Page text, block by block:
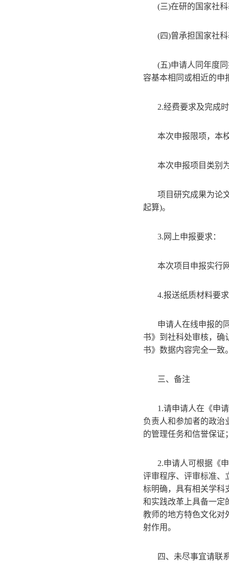
(三)在研的国家社
(四)曾承担国家社
(五)申请人同年度
容基本相同或相近的申
2.经费要求及完成
本次申报限项，本
本次申报项目类别
项目研究成果为论
起算)。
3.网上申报要求：
本次项目申报实行
4.报送纸质材料要
申请人在线申报的
书》到社科处审核，确
书》数据内容完全一致
三、备注
1.请申请人在《申
负责人和参加者的政治
的管理任务和信誉保证
2.申请人可根据《
评审程序、评审标准、
标明确，具有相关学科
和实践改革上具备一定
教师的地方特色文化对
射作用。
四、未尽事宜请联